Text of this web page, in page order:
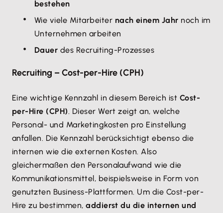
bestehen
Wie viele Mitarbeiter nach einem Jahr noch im
Unternehmen arbeiten
Dauer des Recruiting-Prozesses
Recruiting – Cost-per-Hire (CPH)
Eine wichtige Kennzahl in diesem Bereich ist Cost-
per-Hire (CPH). Dieser Wert zeigt an, welche
Personal- und Marketingkosten pro Einstellung
anfallen. Die Kennzahl berücksichtigt ebenso die
internen wie die externen Kosten. Also
gleichermaßen den Personalaufwand wie die
Kommunikationsmittel, beispielsweise in Form von
genutzten Business-Plattformen. Um die Cost-per-
Hire zu bestimmen,addierst du die internen und